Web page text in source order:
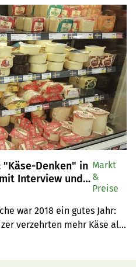
der Nachbar Biobauer ist.
Denken" in
Interview und
war 2018 ein gutes Jahr:
verzehrten mehr Käse als
Markt
&
Preise